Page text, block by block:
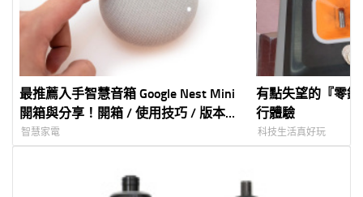
最推薦入手智慧音箱 Google Nest Mini
開箱與分享！開箱 / 使用技巧 / 版本差
異
智慧家電
有點失望的『零
行體驗
科技生活真好玩